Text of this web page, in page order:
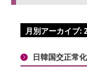
月別アーカイブ:
日韓国交正常